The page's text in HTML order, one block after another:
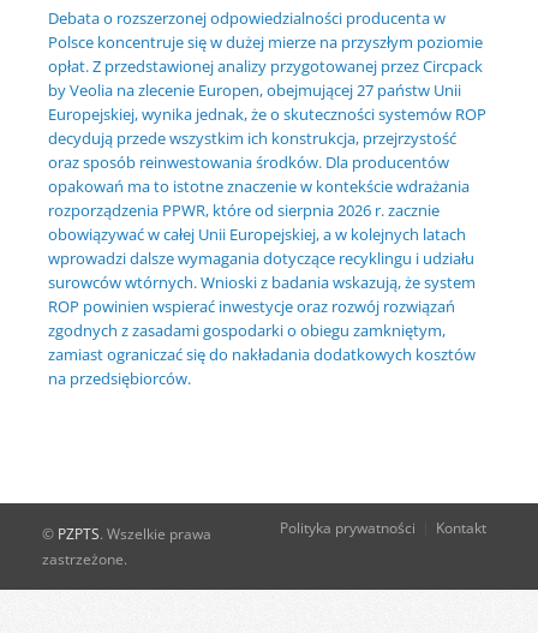
Debata o rozszerzonej odpowiedzialności producenta w
Polsce koncentruje się w dużej mierze na przyszłym poziomie
opłat. Z przedstawionej analizy przygotowanej przez Circpack
by Veolia na zlecenie Europen, obejmującej 27 państw Unii
Europejskiej, wynika jednak, że o skuteczności systemów ROP
decydują przede wszystkim ich konstrukcja, przejrzystość
oraz sposób reinwestowania środków. Dla producentów
opakowań ma to istotne znaczenie w kontekście wdrażania
rozporządzenia PPWR, które od sierpnia 2026 r. zacznie
obowiązywać w całej Unii Europejskiej, a w kolejnych latach
wprowadzi dalsze wymagania dotyczące recyklingu i udziału
surowców wtórnych. Wnioski z badania wskazują, że system
ROP powinien wspierać inwestycje oraz rozwój rozwiązań
zgodnych z zasadami gospodarki o obiegu zamkniętym,
zamiast ograniczać się do nakładania dodatkowych kosztów
na przedsiębiorców.
© PZPTS. Wszelkie prawa
zastrzeżone.
Polityka prywatności Kontakt